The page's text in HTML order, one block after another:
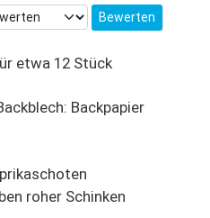
etwa 12 Stück
Backpapier
roher Schinken